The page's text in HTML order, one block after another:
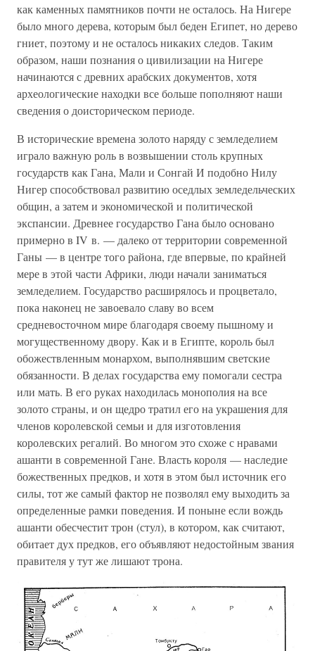
как каменных памятников почти не осталось. На Нигере
было много дерева, которым был беден Египет, но дерево
гниет, поэтому и не осталось никаких следов. Таким
образом, наши познания о цивилизации на Нигере
начинаются с древних арабских документов, хотя
археологические находки все больше пополняют наши
сведения о доисторическом периоде.
В исторические времена золото наряду с земледелием
играло важную роль в возвышении столь крупных
государств как Гана, Мали и Сонгай И подобно Нилу
Нигер способствовал развитию оседлых земледельческих
общин, а затем и экономической и политической
экспансии. Древнее государство Гана было основано
примерно в IV в. — далеко от территории современной
Ганы — в центре того района, где впервые, по крайней
мере в этой части Африки, люди начали заниматься
земледелием. Государство расширялось и процветало,
пока наконец не завоевало славу во всем
средневосточном мире благодаря своему пышному и
могущественному двору. Как и в Египте, король был
обожествленным монархом, выполнявшим светские
обязанности. В делах государства ему помогали сестра
или мать. В его руках находилась монополия на все
золото страны, и он щедро тратил его на украшения для
членов королевской семьи и для изготовления
королевских регалий. Во многом это схоже с нравами
ашанти в современной Гане. Власть короля — наследие
божественных предков, и хотя в этом был источник его
силы, тот же самый фактор не позволял ему выходить за
определенные рамки поведения. И поныне если вождь
ашанти обесчестит трон (стул), в котором, как считают,
обитает дух предков, его объявляют недостойным звания
правителя у тут же лишают трона.